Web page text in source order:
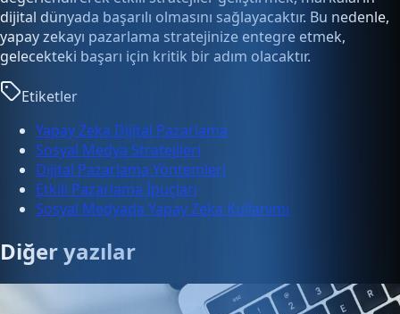
dijital dünyada başarılı olmasını sağlayacaktır. Bu nedenle,
yapay zekayı pazarlama stratejinize entegre etmek,
gelecekteki başarı için kritik bir adım olacaktır.
Etiketler
Yapay Zeka Dijital Pazarlama
Sosyal Medya Stratejileri
Dijital Pazarlama Yöntemleri
Etkili Pazarlama İpuçları
Sosyal Medyada Yapay Zeka Kullanımı
Diğer yazılar